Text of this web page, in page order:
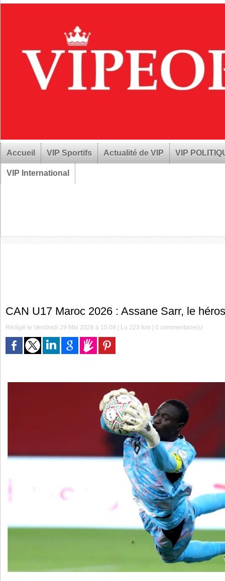
Accueil VIP Sportifs Actualité de VIP VIP
VIP International
CAN U17 Maroc 2026 : Assane Sarr, le
Rédigé le Vendredi 29 Mai 2026 à 15:08 | Lu 223 fois |0 commentaire(s)